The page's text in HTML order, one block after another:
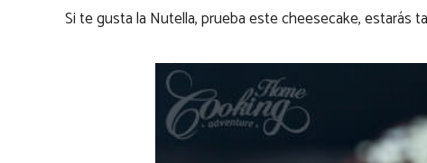
Si te gusta la Nutella, prueba este cheesecake, estarás